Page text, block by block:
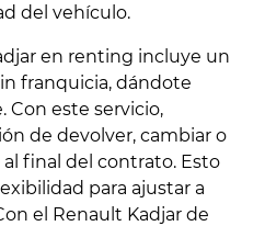
del vehículo.
en renting incluye un
franquicia, dándote
Con este servicio,
de devolver, cambiar o
final del contrato. Esto
para ajustar a
el Renault Kadjar de